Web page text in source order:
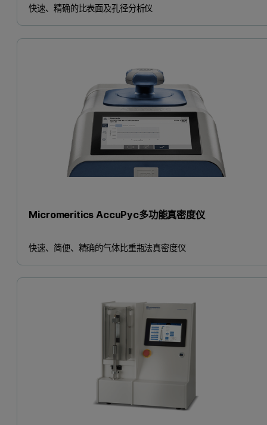
快速、精确的比表面及孔径分析仪
Micromeritics AccuPyc多功能真密度仪
快速、简便、精确的气体比重瓶法真密度仪